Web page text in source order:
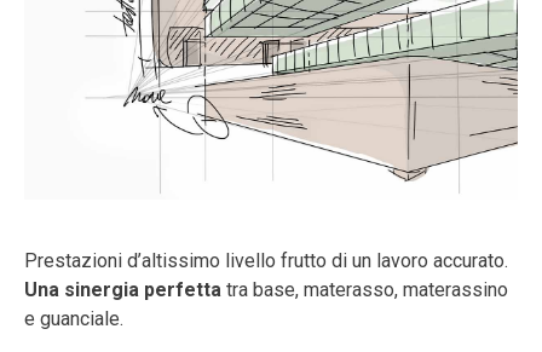
Prestazioni d’altissimo livello frutto di un lavoro accurato.
Una sinergia perfetta tra base, materasso, materassino
e guanciale.